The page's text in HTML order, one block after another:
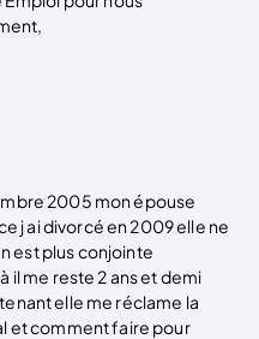
2005 mon épouse
j ai divorcé en 2009 elle ne
est plus conjointe
il me reste 2 ans et demi
elle me réclame la
et comment faire pour